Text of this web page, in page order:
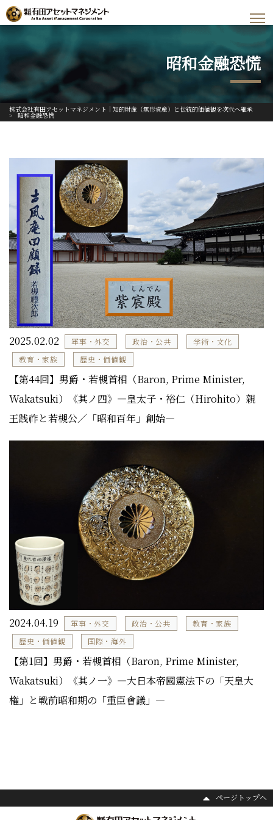
昭和金融恐慌
株式会社有田アセットマネジメント｜知的財産（無形資産）と伝統的価値観を次代へ継承
> 昭和金融恐慌
2025.02.02 軍事・外交 政治・公共
学術・文化
教育・家族
歴史・価値観
【第44回】男爵・若槻首相（Baron, Prime Minister,
Wakatsuki）《其ノ四》―皇太子・裕仁（Hirohito）親
王践祚と若槻公／「昭和百年」創始―
2024.04.19 軍事・外交 政治・公共
教育・家族
歴史・価値観
国際・海外
【第1回】男爵・若槻首相（Baron, Prime Minister,
Wakatsuki）《其ノ一》―大日本帝國憲法下の「天皇大
権」と戦前昭和期の「重臣會議」―
ページトップヘ